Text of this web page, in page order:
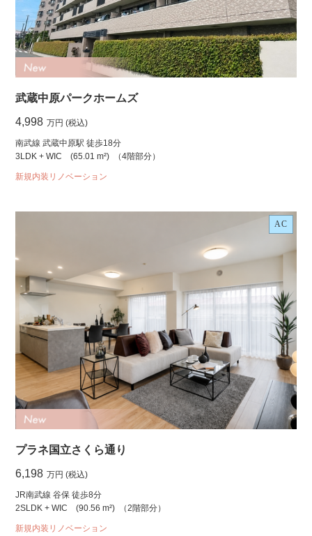
武蔵中原パークホームズ
4,998 万円 (税込)
南武線 武蔵中原駅 徒歩18分
3LDK + WIC
(65.01 m²) （4階部分）
新規内装リノベーション
AC
プラネ国立さくら通り
6,198 万円 (税込)
JR南武線 谷保 徒歩8分
2SLDK + WIC
(90.56 m²) （2階部分）
新規内装リノベーション